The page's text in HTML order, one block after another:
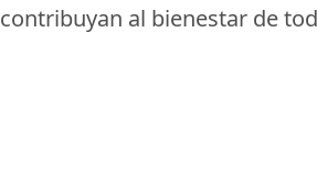
contribuyan al bienestar de